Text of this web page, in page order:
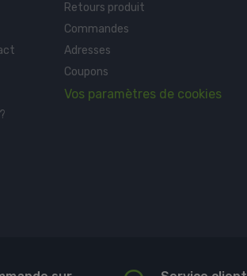
Retours produit
Commandes
Adresses
Coupons
Vos paramètres de cookies